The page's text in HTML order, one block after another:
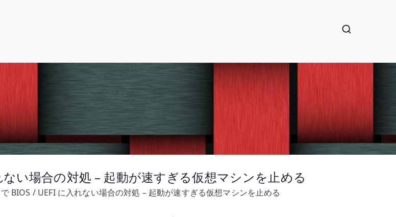
い場合の対処 – 起動が速すぎる仮想マシンを止める
BIOS / UEFI に入れない場合の対処 – 起動が速すぎる仮想マシンを止める